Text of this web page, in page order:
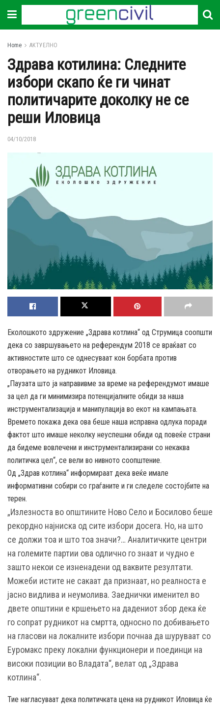
Home АКТУЕЛНО
Здрава котилина: Следните
избори скапо ќе ги чинат
политичарите доколку не се
реши Иловица
04/10/2018
Еколошкото здружение „Здрава котлина“ од Струмица соопшти
дека со завршувањето на референдум 2018 се враќаат со
активностите што се однесуваат кон борбата против
отворањето на рудникот Иловица.
„Паузата што ја направивме за време на референдумот имаше
за цел да ги минимизира потенцијалните обиди за наша
инструментализација и манипулација во екот на кампањата.
Времето покажа дека ова беше наша исправна одлука поради
фактот што имаше неколку неуспешни обиди од повеќе страни
да бидеме вовлечени и инструментализирани со некаква
политичка цел“, се вели во нивното соопштение.
Од „Здрав котлина“ информираат дека веќе имале
информативни собири со граѓаните и ги следеле состојбите на
терен.
„Излезноста во општините Ново Село и Босилово беше
рекордно најниска од сите избори досега. Но, на што
се должи тоа и што тоа значи?… Аналитичките центри
на големите партии ова одлично го знаат и чудно е
зашто некои се изненадени од ваквите резултати.
Можеби истите не сакаат да признаат, но реалноста е
јасно видлива и неумолива. Заеднички именител во
двете општини е кршењето на дадениот збор дека ќе
го сопрат рудникот на смртта, односно по добивањето
на гласови на локалните избори почнаа да шуруваат со
Еуромакс преку локални функционери и поединци на
високи позиции во Владата“, велат од „Здрава
котлина“.
Тие нагласуваат дека политичката цена на рудникот Иловица ќе